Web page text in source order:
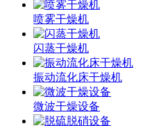
喷雾干燥机
闪蒸干燥机
振动流化床干燥机
微波干燥设备